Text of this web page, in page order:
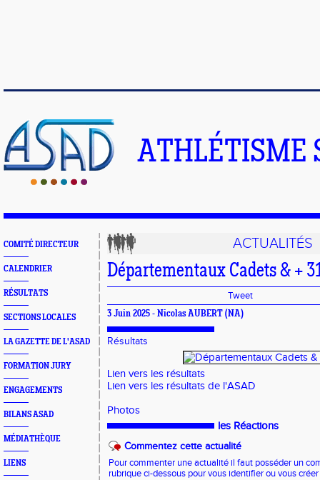
ATHLÉTISME
COMITÉ DIRECTEUR
CALENDRIER
RÉSULTATS
SECTIONS LOCALES
LA GAZETTE DE L'ASAD
FORMATION JURY
ENGAGEMENTS
BILANS ASAD
MÉDIATHÈQUE
LIENS
ACTUALITÉS
Départementaux Cadets & +
Tweet
3 Juin 2025 - Nicolas AUBERT (NA)
Résultats
Lien vers les résultats
Lien vers les résultats de l'ASAD
Photos
les Réactions
Commentez cette actualité
Pour commenter une actualité il faut posséder un
rubrique ci-dessous pour vous identifier ou vous